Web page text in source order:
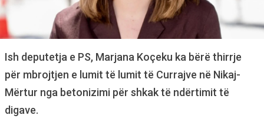
Ish deputetja e PS, Marjana Koçeku ka bërë thirrje
për mbrojtjen e lumit të lumit të Currajve në Nikaj-
Mërtur nga betonizimi për shkak të ndërtimit të
digave.